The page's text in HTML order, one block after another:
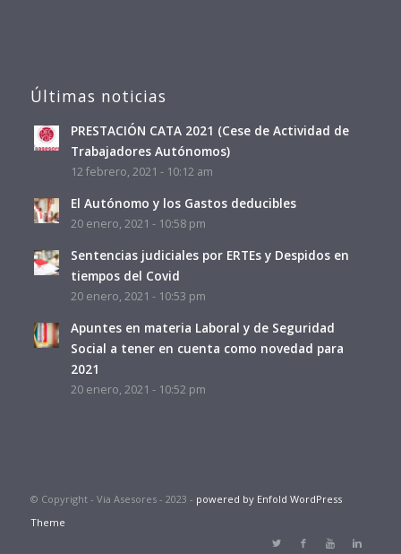
Últimas noticias
PRESTACIÓN CATA 2021 (Cese de Actividad de
Trabajadores Autónomos)
12 febrero, 2021 - 10:12 am
El Autónomo y los Gastos deducibles
20 enero, 2021 - 10:58 pm
Sentencias judiciales por ERTEs y Despidos en
tiempos del Covid
20 enero, 2021 - 10:53 pm
Apuntes en materia Laboral y de Seguridad
Social a tener en cuenta como novedad para
2021
20 enero, 2021 - 10:52 pm
© Copyright - Via Asesores - 2023 - powered by Enfold WordPress
Theme